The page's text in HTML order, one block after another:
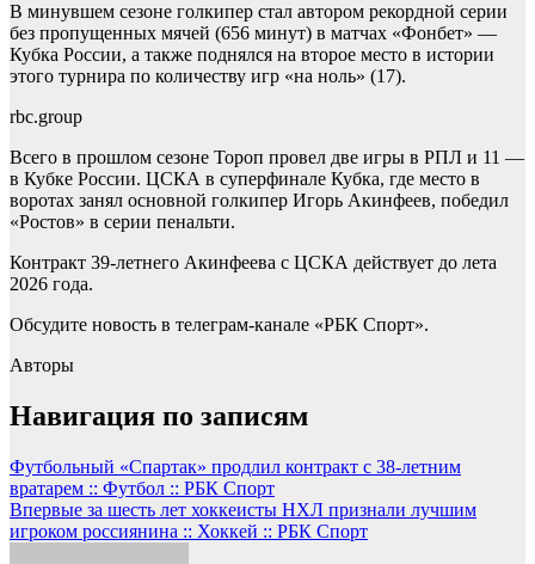
В минувшем сезоне голкипер стал автором рекордной серии
без пропущенных мячей (656 минут) в матчах «Фонбет» —
Кубка России, а также поднялся на второе место в истории
этого турнира по количеству игр «на ноль» (17).
rbc.group
Всего в прошлом сезоне Тороп провел две игры в РПЛ и 11 —
в Кубке России. ЦСКА в суперфинале Кубка, где место в
воротах занял основной голкипер Игорь Акинфеев, победил
«Ростов» в серии пенальти.
Контракт 39-летнего Акинфеева с ЦСКА действует до лета
2026 года.
Обсудите новость в телеграм-канале «РБК Спорт».
Авторы
Навигация по записям
Футбольный «Спартак» продлил контракт с 38-летним
вратарем :: Футбол :: РБК Спорт
Впервые за шесть лет хоккеисты НХЛ признали лучшим
игроком россиянина :: Хоккей :: РБК Спорт